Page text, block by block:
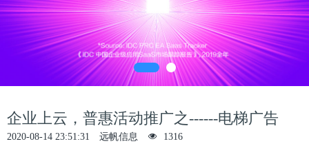
企业上云，普惠活动推广之------电梯广告
2020-08-14 23:51:31 远帆信息 1316